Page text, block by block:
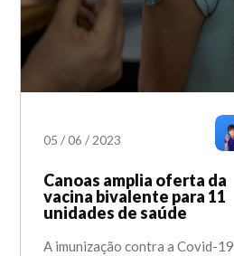
05 /06 /2023
Canoas amplia oferta da
vacina bivalente para 11
unidades de saúde
A imunização contra a Covid-19